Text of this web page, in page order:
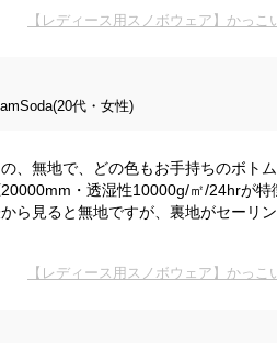
【レディース用スノボウェア】かっ
代・女性)
、無地で、どの色もお手持ちのボト
・透湿性10000g/㎡/24hrが
ら見ると無地ですが、裏地がセーリ
【レディース用スノボウェア】かっ